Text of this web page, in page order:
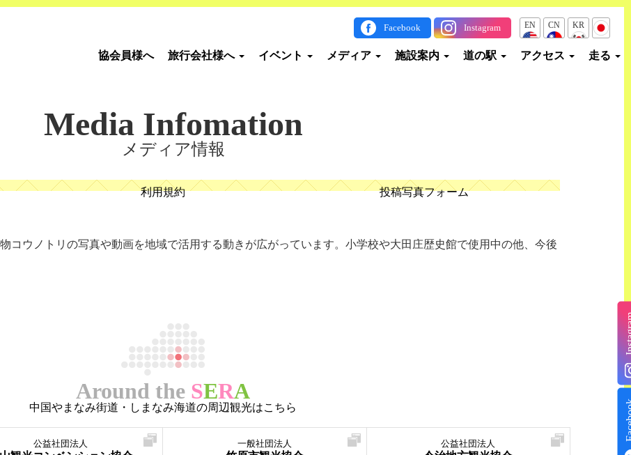
Facebook Instagram EN CN KR JP
協会員様へ 旅行会社様へ イベント メディア 施設案内 道の駅 アクセス 走る
Media Infomation
メディア情報
利用規約 投稿写真フォーム
コウノトリの写真や動画を地域で活用する動きが広がっています。小学校や大田庄歴史館で使用中の他、今後
Around the SERA
中国やまなみ街道・しまなみ海道の周辺観光はこちら
公益社団法人 一般社団法人 公益社団法人